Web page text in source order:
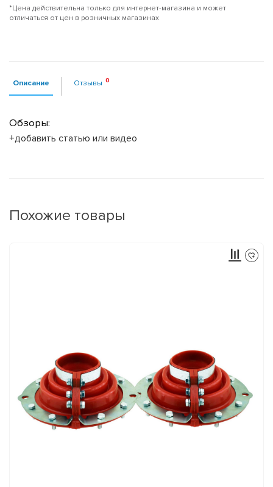
*Цена действительна только для интернет-магазина и может
отличаться от цен в розничных магазинах
Описание Отзывы
Обзоры:
+добавить статью или видео
Похожие товары